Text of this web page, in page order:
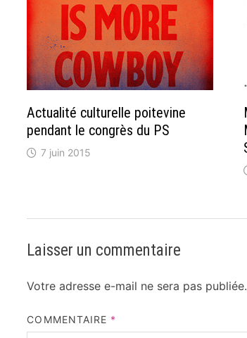
Actualité culturelle poitevine
pendant le congrès du PS
7 juin 2015
Laisser un commentaire
Votre adresse e-mail ne sera pas publiée.
COMMENTAIRE *